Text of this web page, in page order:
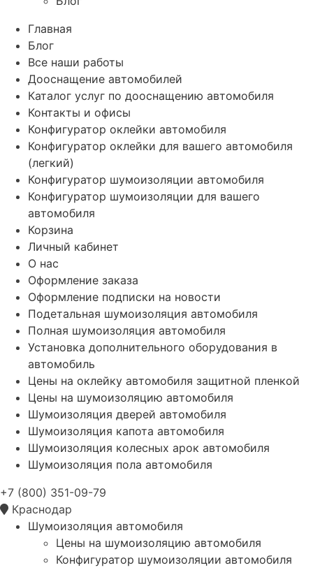
Главная
Блог
Все наши работы
Дооснащение автомобилей
Каталог услуг по дооснащению автомобиля
Контакты и офисы
Конфигуратор оклейки автомобиля
Конфигуратор оклейки для вашего автомобиля
(легкий)
Конфигуратор шумоизоляции автомобиля
Конфигуратор шумоизоляции для вашего
автомобиля
Корзина
Личный кабинет
О нас
Оформление заказа
Оформление подписки на новости
Подетальная шумоизоляция автомобиля
Полная шумоизоляция автомобиля
Установка дополнительного оборудования в
автомобиль
Цены на оклейку автомобиля защитной пленкой
Цены на шумоизоляцию автомобиля
Шумоизоляция дверей автомобиля
Шумоизоляция капота автомобиля
Шумоизоляция колесных арок автомобиля
Шумоизоляция пола автомобиля
+7 (800) 351-09-79
Краснодар
Шумоизоляция автомобиля
Цены на шумоизоляцию автомобиля
Конфигуратор шумоизоляции автомобиля